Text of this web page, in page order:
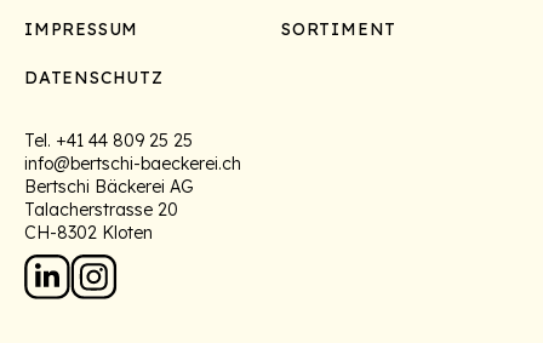
IMPRESSUM SORTIMENT
DATENSCHUTZ
Tel. +41 44 809 25 25
info@bertschi-baeckerei.ch
Bertschi Bäckerei AG
Talacherstrasse 20
CH-8302 Kloten